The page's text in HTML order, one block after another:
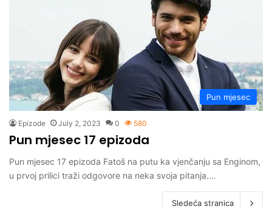
Pun mjesec
Epizode July 2, 2023 0 580
Pun mjesec 17 epizoda
Pun mjesec 17 epizoda Fatoš na putu ka vjenčanju sa Enginom,
u prvoj prilici traži odgovore na neka svoja pitanja.…
Sledeća stranica